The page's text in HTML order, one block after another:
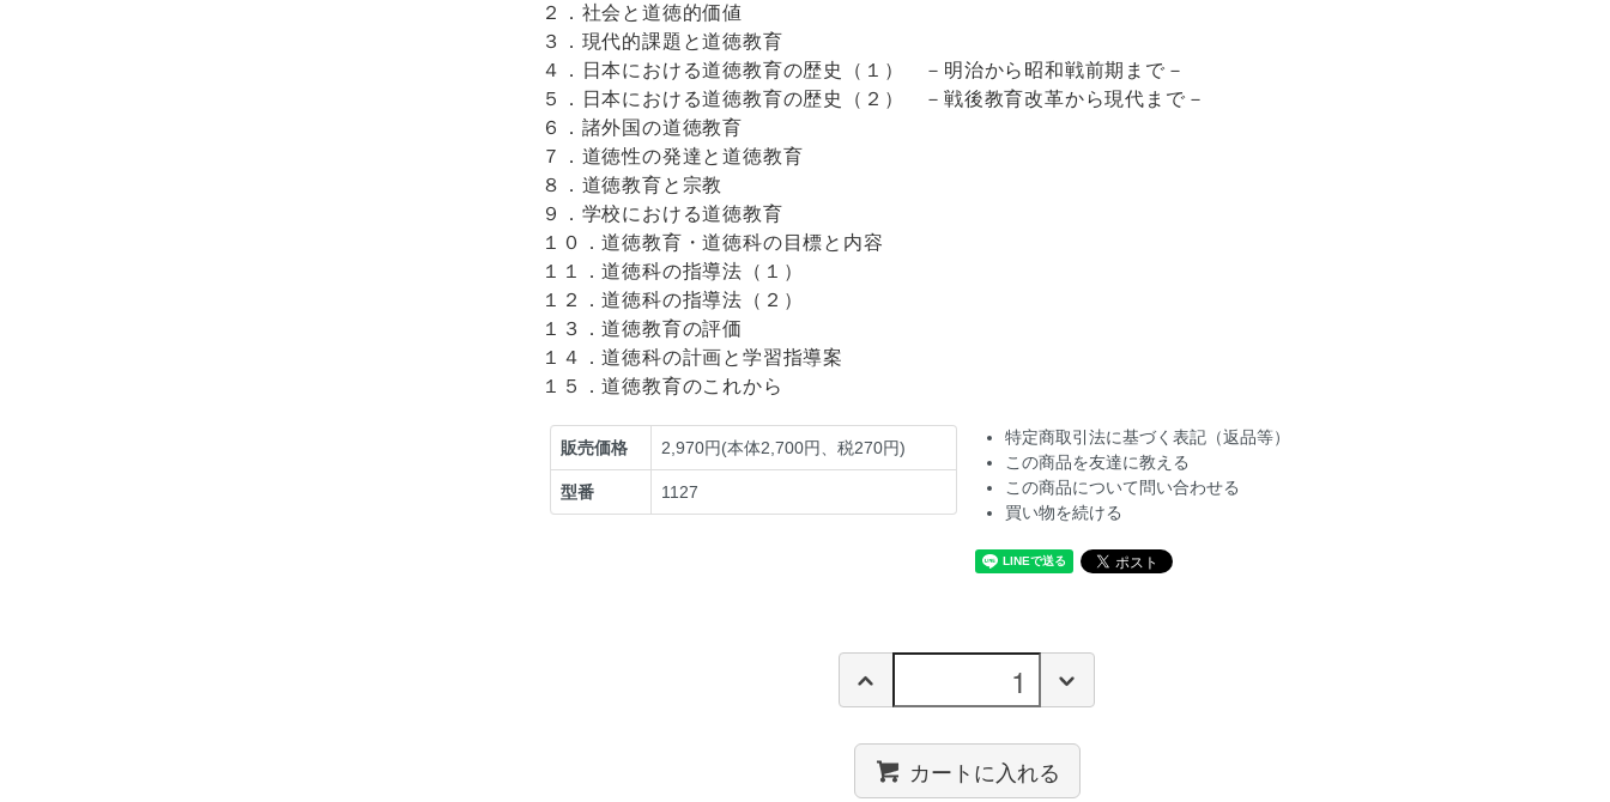
２．社会と道徳的価値
３．現代的課題と道徳教育
４．日本における道徳教育の歴史（１） －明治から昭和戦前期まで－
５．日本における道徳教育の歴史（２） －戦後教育改革から現代まで－
６．諸外国の道徳教育
７．道徳性の発達と道徳教育
８．道徳教育と宗教
９．学校における道徳教育
１０．道徳教育・道徳科の目標と内容
１１．道徳科の指導法（１）
１２．道徳科の指導法（２）
１３．道徳教育の評価
１４．道徳科の計画と学習指導案
１５．道徳教育のこれから
販売価格 2,970円(本体2,700円、税270円)
型番 1127
特定商取引法に基づく表記（返品等）
この商品を友達に教える
この商品について問い合わせる
買い物を続ける
カートに入れる